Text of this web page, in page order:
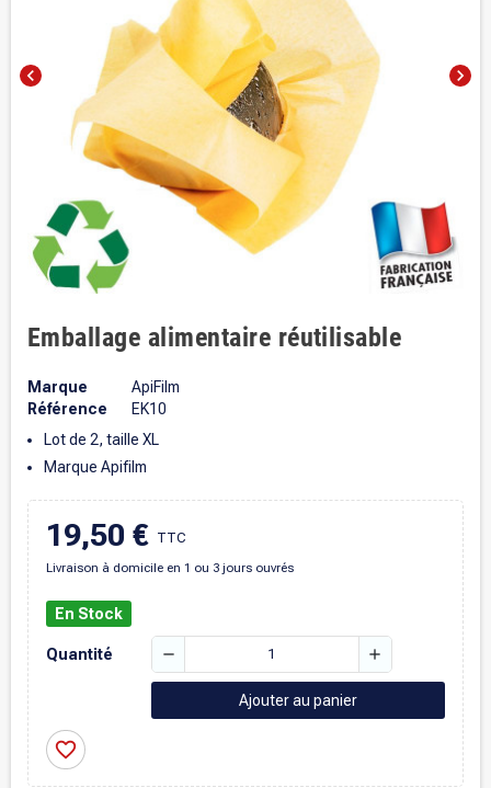
chevron_left chevron_right
Emballage alimentaire réutilisable
Marque
ApiFilm
Référence
EK10
Lot de 2, taille XL
Marque Apifilm
19,50 € TTC
Livraison à domicile en 1 ou 3 jours ouvrés
En Stock
Quantité remove add
Ajouter au panier
favorite_border